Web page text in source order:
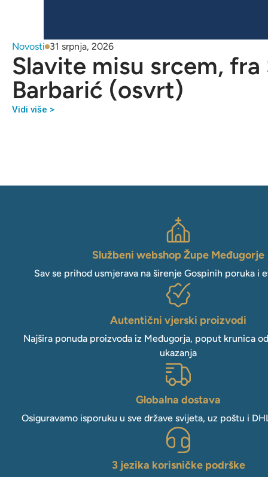
Novosti 31 srpnja, 2026
Slavite misu srcem, fra
Barbarić (osvrt)
Vidi više >
Službeni webshop Župe Međugorje
Sav se prihod usmjerava na širenje Gospinih poruka i
Autentični vjerski proizvodi
Najšira ponuda proizvoda iz Međugorja, poput krunica
ukazanja
Globalna dostava
Osiguravamo isporuku u sve države svijeta, uz poštu i
3 jezika korisničke podrške